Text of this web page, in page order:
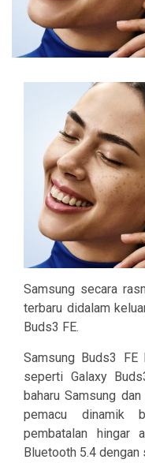
Samsung secara
terbaru didalam
Buds3 FE.
Samsung Buds3 FE
seperti Galaxy
baharu Samsung
pemacu dinamik
pembatalan hingar
Bluetooth 5.4 dengan